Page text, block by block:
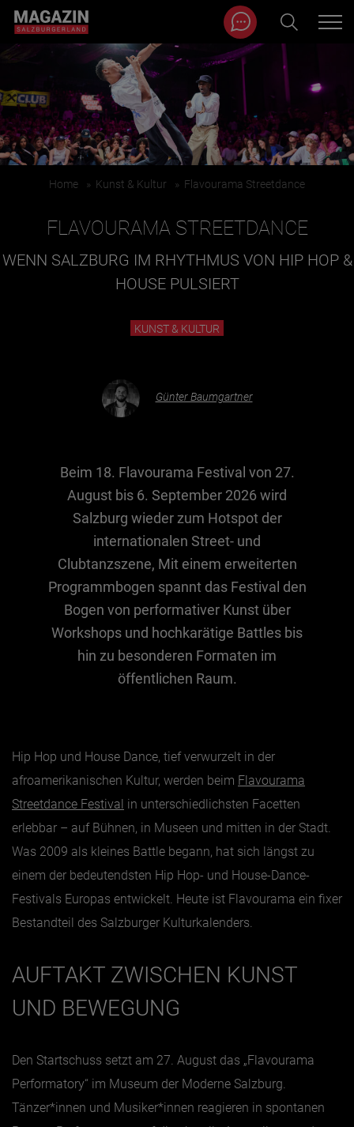
Zum Inhalt springen
BEITRÄGE IN MEINER NÄHE
Nachhaltigkeit
Brauchtum
Hotel & Reise
Jänner
Februar
März
April
Mai
Juni
September
November
Magazin durchsuchen...
Home » Kunst & Kultur » Flavourama Streetdance
FLAVOURAMA STREETDANCE
WENN SALZBURG IM RHYTHMUS VON HIP HOP &
HOUSE PULSIERT
KUNST & KULTUR
Günter Baumgartner
Beim 18. Flavourama Festival von 27.
August bis 6. September 2026 wird
Salzburg wieder zum Hotspot der
internationalen Street- und
Clubtanzszene, Mit einem erweiterten
Programmbogen spannt das Festival den
Bogen von performativer Kunst über
Workshops und hochkarätige Battles bis
hin zu besonderen Formaten im
öffentlichen Raum.
Hip Hop und House Dance, tief verwurzelt in der
afroamerikanischen Kultur, werden beim Flavourama
Streetdance Festival in unterschiedlichsten Facetten
erlebbar – auf Bühnen, in Museen und mitten in der Stadt.
Was 2009 als kleines Battle begann, hat sich längst zu
einem der bedeutendsten Hip Hop- und House-Dance-
Festivals Europas entwickelt. Heute ist Flavourama ein fixer
Bestandteil des Salzburger Kulturkalenders.
AUFTAKT ZWISCHEN KUNST
UND BEWEGUNG
Den Startschuss setzt am 27. August das „Flavourama
Performatory“ im Museum der Moderne Salzburg.
Tänzer*innen und Musiker*innen reagieren in spontanen